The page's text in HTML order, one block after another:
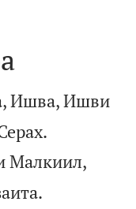
Ишва, Ишви
Малкиил,